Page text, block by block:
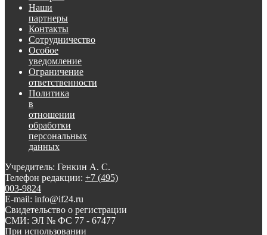
Наши
партнеры
Контакты
Сотрудничество
Особое
уведомление
Ограничение
ответственности
Политика
в
отношении
обработки
персональных
данных
Учредитель: Генкин А. С.
Телефон редакции: +7 (495)
003-9824
E-mail: info@if24.ru
Свидетельство о регистрации
СМИ: ЭЛ № ФС 77 - 67477
При использовании